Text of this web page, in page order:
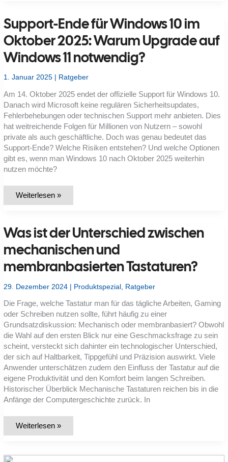
Ideale
Hardware
für
Zuhause
kleine
Unternehmen
Support-Ende für Windows 10 im
Oktober 2025: Warum Upgrade auf
Windows 11 notwendig?
1. Januar 2025 Ratgeber
Am 14. Oktober 2025 endet der offizielle Support für Windows 10.
Danach wird Microsoft keine regulären Sicherheitsupdates,
Fehlerbehebungen oder technischen Support mehr anbieten. Dies
hat weitreichende Folgen für Millionen von Nutzern – sowohl
private als auch geschäftliche. Doch was genau bedeutet das
Support-Ende? Welche Risiken entstehen? Und welche Optionen
gibt es, wenn man Windows 10 nach Oktober 2025 weiterhin
nutzen möchte?
Support-
im
Oktober
2025:
Warum
auf
Windows
notwendig?
Weiterlesen »
Was ist der Unterschied zwischen
mechanischen und
membranbasierten Tastaturen?
29. Dezember 2024 | Produktspezial Ratgeber
Die Frage, welche Tastatur man für das tägliche Arbeiten, Gaming
oder Schreiben nutzen sollte, führt häufig zu einer
Grundsatzdiskussion: Mechanisch oder membranbasiert? Obwohl
die Wahl auf den ersten Blick nur eine Geschmacksfrage zu sein
scheint, versteckt sich dahinter ein technologischer Unterschied,
der sich auf Haltbarkeit, Tippgefühl und Präzision auswirkt. Viele
Anwender unterschätzen zudem den Einfluss der Tastatur auf die
eigene Produktivität und den Komfort beim langen Schreiben.
Historischer Überblick Mechanische Tastaturen reichen bis in die
Anfänge der Computergeschichte zurück. In
Was
zwischen
Weiterlesen »